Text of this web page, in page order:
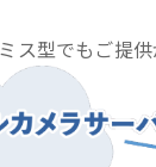
型でもご提供